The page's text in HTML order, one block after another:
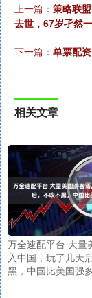
上一篇： 策略联
去世，67岁孑然
下一篇： 单票配
相关文章
万全速配平台 大量
入中国，玩了几天
黑，中国比美国强